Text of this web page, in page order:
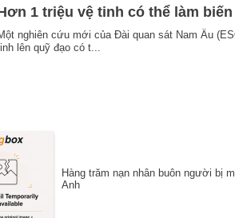
1 triệu vệ tinh có thể làm
nghiên cứu mới của Đài quan sát Nam Âu
lên quỹ đạo có t...
Hàng trăm nạn nhân buôn người bị
Anh